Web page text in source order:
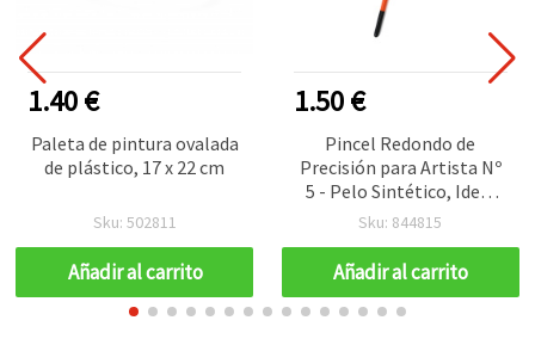
1.40 €
Paleta de pintura ovalada
de plástico, 17 x 22 cm
Sku: 502811
Añadir al carrito
1.50 €
Pincel Redondo de
Precisión para Artista Nº
5 - Pelo Sintético, Ideal
para Detalles Finos
Sku: 844815
Añadir al carrito